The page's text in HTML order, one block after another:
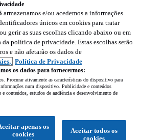
a aplicação
armazenamos e/ou acedemos a informações
únicos em cookies para tratar
gerir as suas escolhas clicando abaixo ou em
política de privacidade. Estas escolhas serão
e não afetarão os dados de
Política de Privacidade
os dados para fornecermos:
Procurar ativamente as características do dispositivo para
num dispositivo. Publicidade e conteúdos
conteúdos, estudos de audiência e desenvolvimento de
Aceitar todos os
cookies
apenas os
cookies